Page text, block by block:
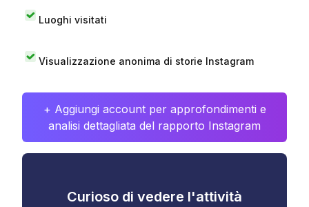
Luoghi visitati
Visualizzazione anonima di storie Instagram
+ Aggiungi account per approfondimenti e
analisi dettagliata del rapporto Instagram
Curioso di vedere l'attività